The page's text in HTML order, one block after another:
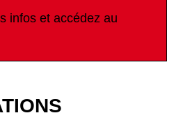
infos et accédez au